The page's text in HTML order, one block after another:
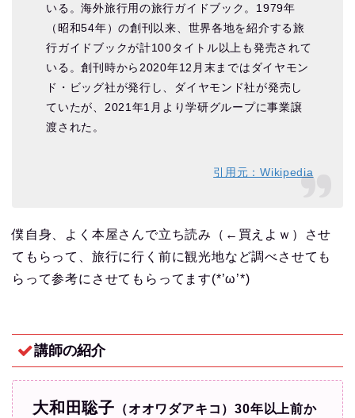
いる。海外旅行用の旅行ガイドブック。1979年
（昭和54年）の創刊以来、世界各地を紹介する旅
行ガイドブックが計100タイトル以上も発売されて
いる。創刊時から2020年12月末まではダイヤモン
ド・ビッグ社が発行し、ダイヤモンド社が発売し
ていたが、2021年1月より学研グループに事業譲
渡された。
引用元：Wikipedia
僕自身、よく本屋さんで立ち読み（←買えよｗ）させ
てもらって、旅行に行く前に観光地など調べさせても
らって参考にさせてもらってます(*’ω’*)
講師の紹介
大和田聡子 （オオワダアキコ）30年以上前か